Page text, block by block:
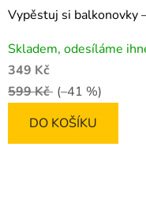
Vypěstuj si balkonovky
hodnocení
produktu
je
z
Skladem, odesíláme
349 Kč
599 Kč (–41 %)
DO KOŠÍKU